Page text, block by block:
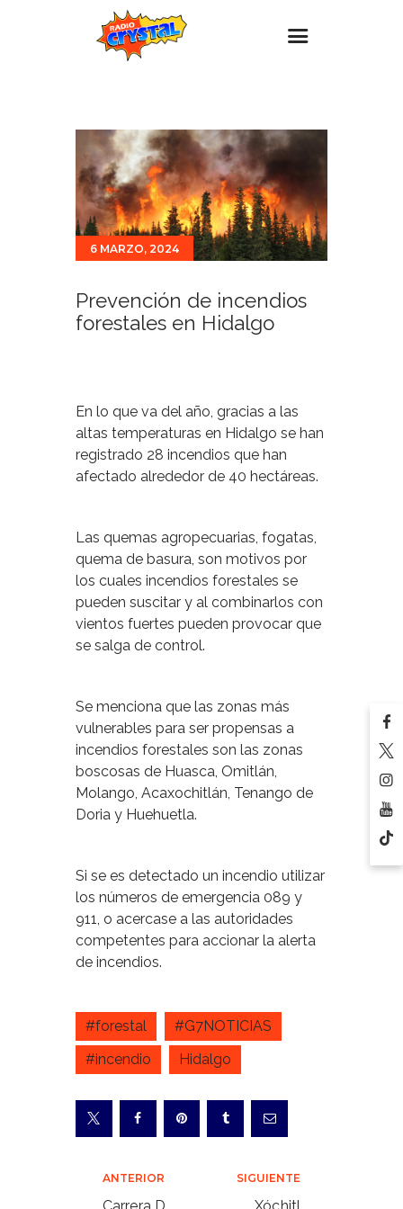
Estaciones
Eventos
Promociones
Noticias
Para ti
Contacto
6 MARZO, 2024
Prevención de incendios
forestales en Hidalgo
En lo que va del año, gracias a las
altas temperaturas en Hidalgo se han
registrado 28 incendios que han
afectado alrededor de 40 hectáreas.
Las quemas agropecuarias, fogatas,
quema de basura, son motivos por
los cuales incendios forestales se
pueden suscitar y al combinarlos con
vientos fuertes pueden provocar que
se salga de control.
Se menciona que las zonas más
vulnerables para ser propensas a
incendios forestales son las zonas
boscosas de Huasca, Omitlán,
Molango, Acaxochitlán, Tenango de
Doria y Huehuetla.
Si se es detectado un incendio utilizar
los números de emergencia 089 y
911, o acercase a las autoridades
competentes para accionar la alerta
de incendios.
#forestal
#G7NOTICIAS
#incendio
Hidalgo
Navegación
ANTERIOR
Carrera D
SIGUIENTE
Xóchitl